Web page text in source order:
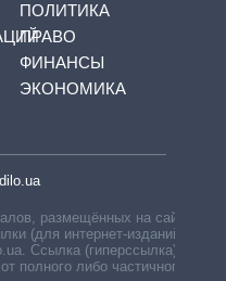
ПОЛИТИКА
ПРАВО
ФИНАНСЫ
ЭКОНОМИКА
размещённых на сайте,
(для интернет-изданий —
Ссылка (гиперссылка)
полного либо частичного